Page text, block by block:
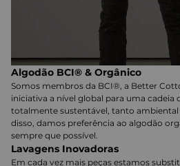
Algodão BCI® & Orgânico
Somos membros da BCI®, a Better
iniciativa a nível global para uma cadeia
totalmente sustentável, tanto
disso, damos preferência ao algodão
sempre que possível.
Lavagens Inovadoras
Em cada vez mais peças estamos